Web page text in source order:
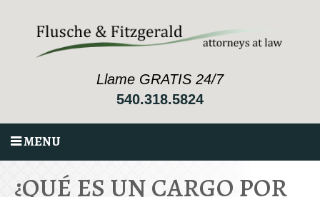
Llame GRATIS 24/7
540.318.5824
MENU
¿QUÉ ES UN CARGO POR